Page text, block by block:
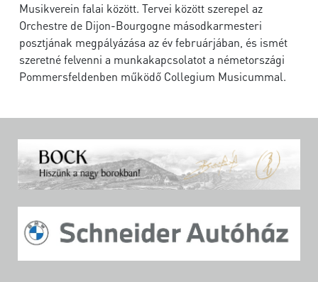
Musikverein falai között. Tervei között szerepel az
Orchestre de Dijon-Bourgogne másodkarmesteri
posztjának megpályázása az év februárjában, és ismét
szeretné felvenni a munkakapcsolatot a németországi
Pommersfeldenben működő Collegium Musicummal.